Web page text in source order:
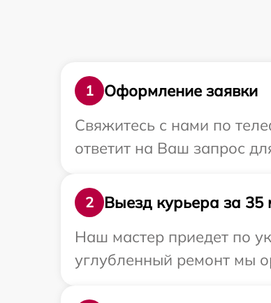
1
Оформление заявки
Свяжитесь с нами по
ответит на Ваш запрос
2
Выезд курьера за 35
Наш мастер приедет по
углубленный ремонт мы